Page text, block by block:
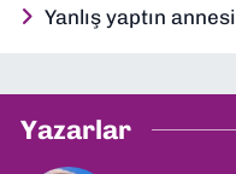
Yanlış yaptın annesi
Yazarlar